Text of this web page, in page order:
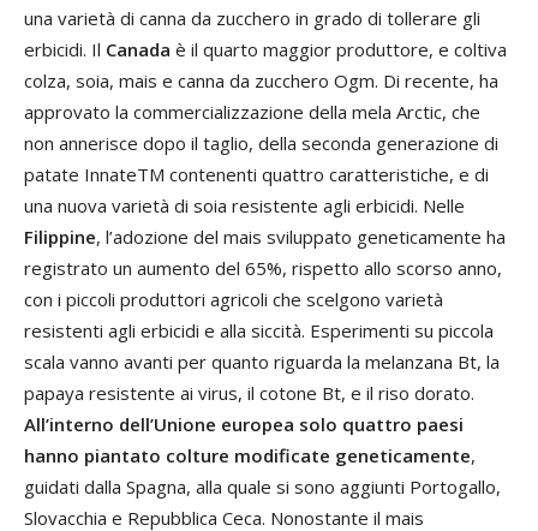
una varietà di canna da zucchero in grado di tollerare gli
erbicidi. Il Canada è il quarto maggior produttore, e coltiva
colza, soia, mais e canna da zucchero Ogm. Di recente, ha
approvato la commercializzazione della mela Arctic, che
non annerisce dopo il taglio, della seconda generazione di
patate InnateTM contenenti quattro caratteristiche, e di
una nuova varietà di soia resistente agli erbicidi. Nelle
Filippine, l’adozione del mais sviluppato geneticamente ha
registrato un aumento del 65%, rispetto allo scorso anno,
con i piccoli produttori agricoli che scelgono varietà
resistenti agli erbicidi e alla siccità. Esperimenti su piccola
scala vanno avanti per quanto riguarda la melanzana Bt, la
papaya resistente ai virus, il cotone Bt, e il riso dorato.
All’interno dell’Unione europea solo quattro paesi
hanno piantato colture modificate geneticamente,
guidati dalla Spagna, alla quale si sono aggiunti Portogallo,
Slovacchia e Repubblica Ceca. Nonostante il mais